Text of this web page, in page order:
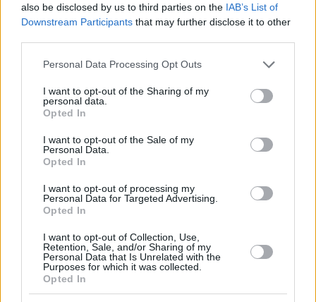
also be disclosed by us to third parties on the IAB’s List of
Downstream Participants that may further disclose it to other
Please note that this website/app uses one or more Google
not limited to your visit or usage behaviour. You may click to
grant or deny consent to Google and its third-party tags to
use your data for below specified purposes in below Google
consent section.
Personal Data Processing Opt Outs
I want to opt-out of the Sharing of my
personal data.
Opted In
I want to opt-out of the Sale of my
Personal Data.
Opted In
I want to opt-out of processing my
Personal Data for Targeted Advertising.
Opted In
I want to opt-out of Collection, Use,
Retention, Sale, and/or Sharing of my
Personal Data that Is Unrelated with the
Purposes for which it was collected.
Opted In
Κοινοποιήστε